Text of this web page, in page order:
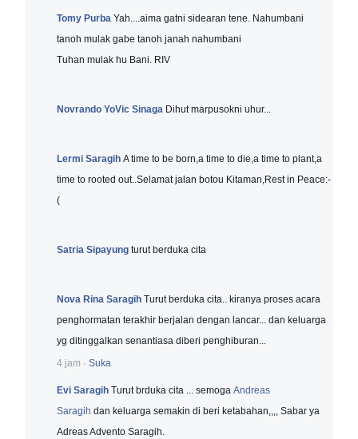
Tomy Purba Yah....aima gatni sidearan tene. Nahumbani
tanoh mulak gabe tanoh janah nahumbani
Tuhan mulak hu Bani. RIV
Novrando YoVic Sinaga Dihut marpusokni uhur...
Lermi Saragih A time to be born,a time to die,a time to plant,a
time to rooted out..Selamat jalan botou Kitaman,Rest in Peace:-
(
Satria Sipayung turut berduka cita
Nova Rina Saragih Turut berduka cita.. kiranya proses acara
penghormatan terakhir berjalan dengan lancar... dan keluarga
yg ditinggalkan senantiasa diberi penghiburan...
4 jam ·Suka
Evi Saragih Turut brduka cita ... semogaAndreas
Saragih dan keluarga semakin di beri ketabahan,,,, Sabar ya
Adreas Advento Saragih.